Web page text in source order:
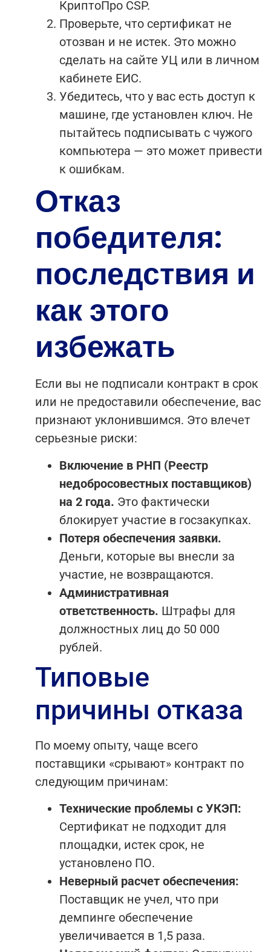
КриптоПро CSP.
Проверьте, что сертификат не
отозван и не истек. Это можно
сделать на сайте УЦ или в личном
кабинете ЕИС.
Убедитесь, что у вас есть доступ к
машине, где установлен ключ. Не
пытайтесь подписывать с чужого
компьютера — это может привести
к ошибкам.
Отказ
победителя:
последствия и
как этого
избежать
Если вы не подписали контракт в срок
или не предоставили обеспечение, вас
признают уклонившимся. Это влечет
серьезные риски:
Включение в РНП (Реестр
недобросовестных поставщиков)
на 2 года. Это фактически
блокирует участие в госзакупках.
Потеря обеспечения заявки.
Деньги, которые вы внесли за
участие, не возвращаются.
Административная
ответственность. Штрафы для
должностных лиц до 50 000
рублей.
Типовые
причины отказа
По моему опыту, чаще всего
поставщики «срывают» контракт по
следующим причинам:
Технические проблемы с УКЭП:
Сертификат не подходит для
площадки, истек срок, не
установлено ПО.
Неверный расчет обеспечения:
Поставщик не учел, что при
демпинге обеспечение
увеличивается в 1,5 раза.